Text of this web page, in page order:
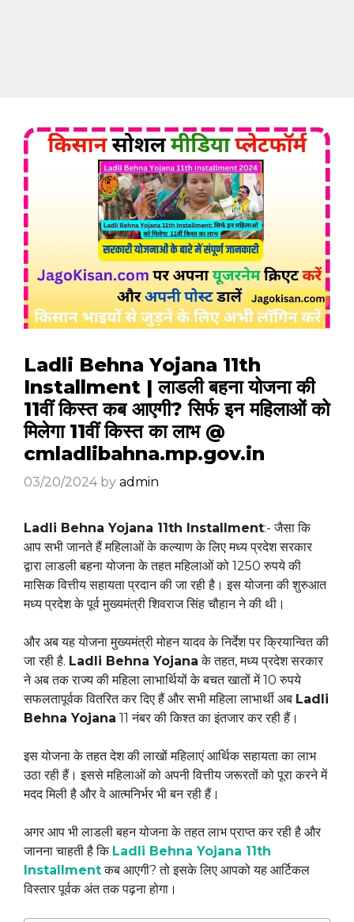
Ladli Behna Yojana 11th
Installment | लाडली बहना योजना की
11वीं किस्त कब आएगी? सिर्फ इन महिलाओं को
मिलेगा 11वीं किस्त का लाभ @
cmladlibahna.mp.gov.in
03/20/2024 by admin
Ladli Behna Yojana 11th Installment:- जैसा कि
आप सभी जानते हैं महिलाओं के कल्याण के लिए मध्य प्रदेश सरकार
द्वारा लाडली बहना योजना के तहत महिलाओं को 1250 रुपये की
मासिक वित्तीय सहायता प्रदान की जा रही है। इस योजना की शुरुआत
मध्य प्रदेश के पूर्व मुख्यमंत्री शिवराज सिंह चौहान ने की थी।
और अब यह योजना मुख्यमंत्री मोहन यादव के निर्देश पर क्रियान्वित की
जा रही है. Ladli Behna Yojana के तहत, मध्य प्रदेश सरकार
ने अब तक राज्य की महिला लाभार्थियों के बचत खातों में 10 रुपये
सफलतापूर्वक वितरित कर दिए हैं और सभी महिला लाभार्थी अब Ladli
Behna Yojana 11 नंबर की किश्त का इंतजार कर रही हैं।
इस योजना के तहत देश की लाखों महिलाएं आर्थिक सहायता का लाभ
उठा रही हैं। इससे महिलाओं को अपनी वित्तीय जरूरतों को पूरा करने में
मदद मिली है और वे आत्मनिर्भर भी बन रही हैं।
अगर आप भी लाडली बहन योजना के तहत लाभ प्राप्त कर रही है और
जानना चाहती है कि Ladli Behna Yojana 11th
Installmentकब आएगी? तो इसके लिए आपको यह आर्टिकल
विस्तार पूर्वक अंत तक पढ़ना होगा।